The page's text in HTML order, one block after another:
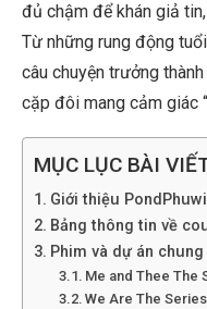
đủ chậm để khán giả
Từ những rung động
câu chuyện trưởng
cặp đôi mang cảm giác
MỤC LỤC BÀI
Giới thiệu
Bảng thông tin về
Phim và dự án
Me and Thee The
We Are The